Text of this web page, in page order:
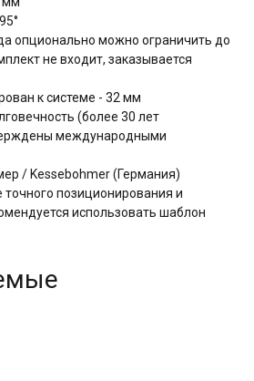
опционально можно ограничить до
не входит, заказывается
к системе - 32 мм
(более 30 лет
международными
/ Kessebohmer (Германия)
позиционирования и
использовать шаблон